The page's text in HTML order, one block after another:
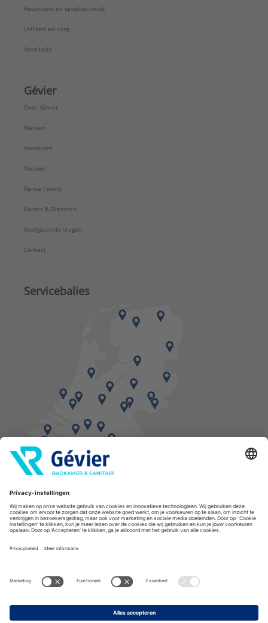
Reservoirs en spoeltechniek
Utiliteit en zorg
Ventilatie
Gévier
Over Gévier
Merken
Vacatures
Nieuws
Rensa Family
Kennis & Diensten
Veelgestelde vragen
Contact
Servicebalies
Vind een balie in de buurt
* Bestellingen geplaatst in het weekend worden, mits voorradig, dinsdag geleverd.
Cookies
Algemene voorwaarden